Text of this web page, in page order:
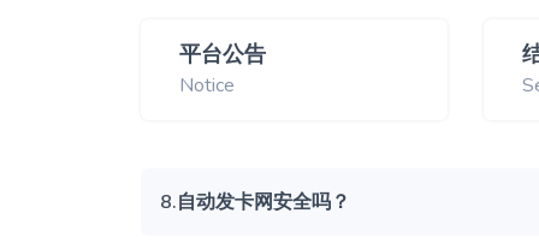
平台公告
Notice
8.自动发卡网安全吗？